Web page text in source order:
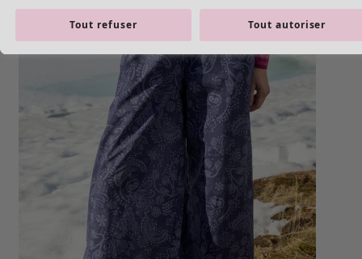
Styles de vétements
Vêtements en lin
Robes de style hippie
Grandes Tailles
À fleurs
Vêtements hippies
Une mode scandinave
Superpositions
Tout refuser Tout autoriser